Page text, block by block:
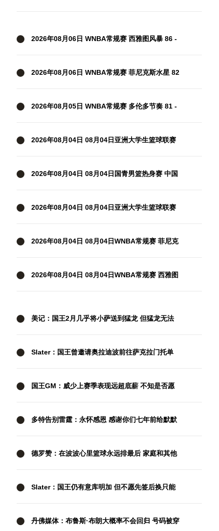
2026年08月06日 WNBA常规赛 西雅图风暴 86 -
2026年08月06日 WNBA常规赛 菲尼克斯水星 82
2026年08月05日 WNBA常规赛 多伦多节奏 81 -
2026年08月04日 08月04日亚洲大学生篮球联赛
2026年08月04日 08月04日国青男篮热身赛 中国
2026年08月04日 08月04日亚洲大学生篮球联赛
2026年08月04日 08月04日WNBA常规赛 菲尼克
2026年08月04日 08月04日WNBA常规赛 西雅图
美记：国王2月几乎将小萨送到猛龙 但猛龙无法
Slater：国王曾邀请奥拉迪波前往萨克拉门托单
国王GM：威少上赛季表现远超底薪 不知是否愿
多特告别雷霆：永怀感恩 感谢你们七年前给默默
德罗赞：在波波心里篮球永远排最后 家庭和其他
Slater：国王仍有意库明加 但不愿先签后换只能
丹佛媒体：布鲁斯·布朗大概率不会回归 号码被穿